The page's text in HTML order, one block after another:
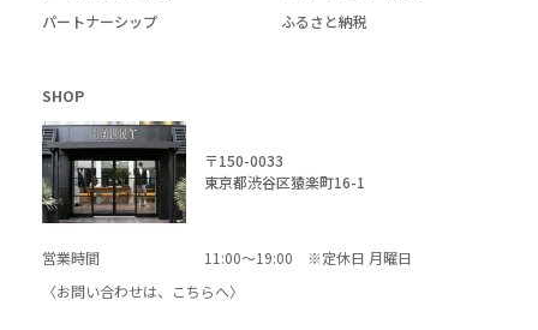
パートナーシップ
ふるさと納税
SHOP
〒150-0033
東京都渋谷区猿楽町16-1
営業時間
11:00～19:00 ※定休日 月曜日
〈お問い合わせは、
こちらへ〉